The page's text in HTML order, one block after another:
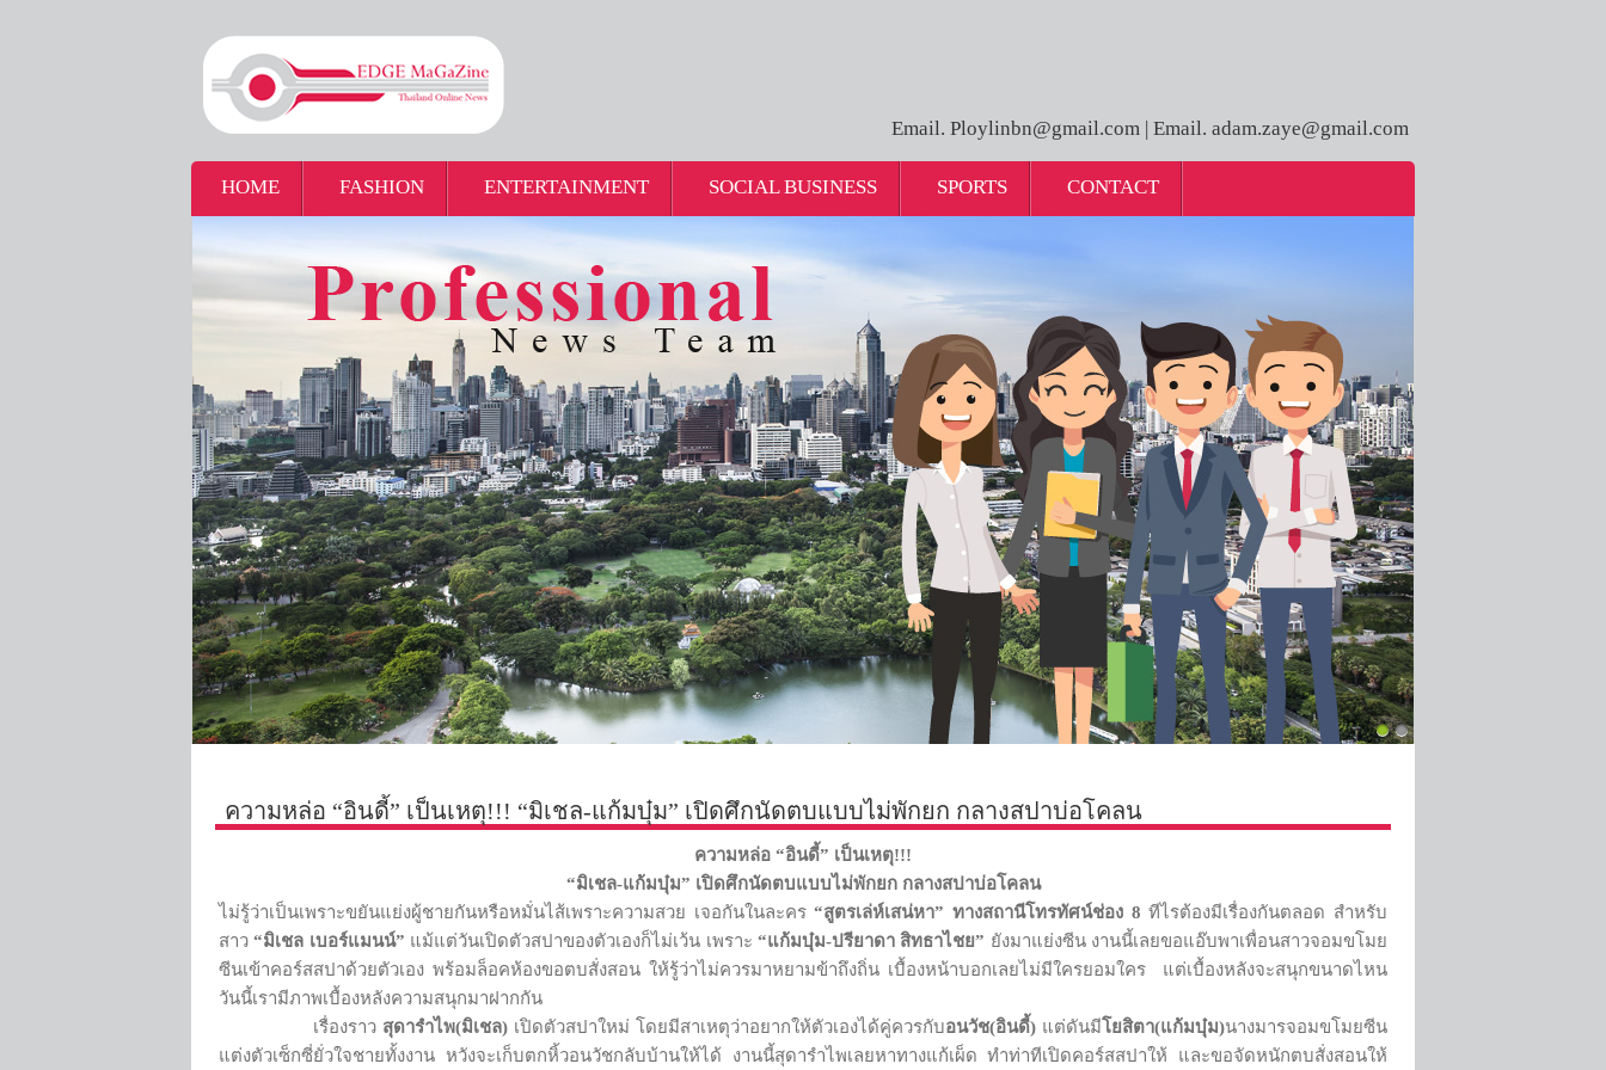
Email. Ploylinbn@gmail.com | Email. adam.zaye@gmail.com
HOME FASHION ENTERTAINMENT SOCIAL BUSINESS SPORTS CONTACT
ความหล่อ “อินดี้” เป็นเหตุ!!! “มิเชล-แก้มบุ๋ม” เปิดศึกนัดตบแบบไม่พักยก กลางสปาบ่อโคลน
ความหล่อ “อินดี้” เป็นเหตุ!!!
“มิเชล-แก้มบุ๋ม” เปิดศึกนัดตบแบบไม่พักยก กลางสปาบ่อโคลน
ไม่รู้ว่าเป็นเพราะขยันแย่งผู้ชายกันหรือหมั่นไส้เพราะความสวย เจอกันในละคร“สูตรเล่ห์เสน่หา” ทางสถานีโทรทัศน์ช่อง 8ทีไรต้องมีเรื่องกันตลอด สำหรับ
สาว “มิเชล เบอร์แมนน์” แม้แต่วันเปิดตัวสปาของตัวเองก็ไม่เว้น เพราะ “แก้มบุ๋ม-ปรียาดา สิทธาไชย” ยังมาแย่งซีน งานนี้เลยขอแอ๊บพาเพื่อนสาวจอมขโมย
ซีนเข้าคอร์สสปาด้วยตัวเอง พร้อมล็อคห้องขอตบสั่งสอน ให้รู้ว่าไม่ควรมาหยามข้าถึงถิ่น เบื้องหน้าบอกเลยไม่มีใครยอมใคร แต่เบื้องหลังจะสนุกขนาดไหน
วันนี้เรามีภาพเบื้องหลังความสนุกมาฝากกัน
เรื่องราว สุดารำไพ(มิเชล) เปิดตัวสปาใหม่ โดยมีสาเหตุว่าอยากให้ตัวเองได้คู่ควรกับอนวัช(อินดี้) แต่ดันมีโยสิตา(แก้มบุ๋ม)นางมารจอมขโมยซีน
แต่งตัวเซ็กซี่ยั่วใจชายทั้งงาน หวังจะเก็บตกหิ้วอนวัชกลับบ้านให้ได้ งานนี้สุดารำไพเลยหาทางแก้เผ็ด ทำท่าทีเปิดคอร์สสปาให้ และขอจัดหนักตบสั่งสอนให้